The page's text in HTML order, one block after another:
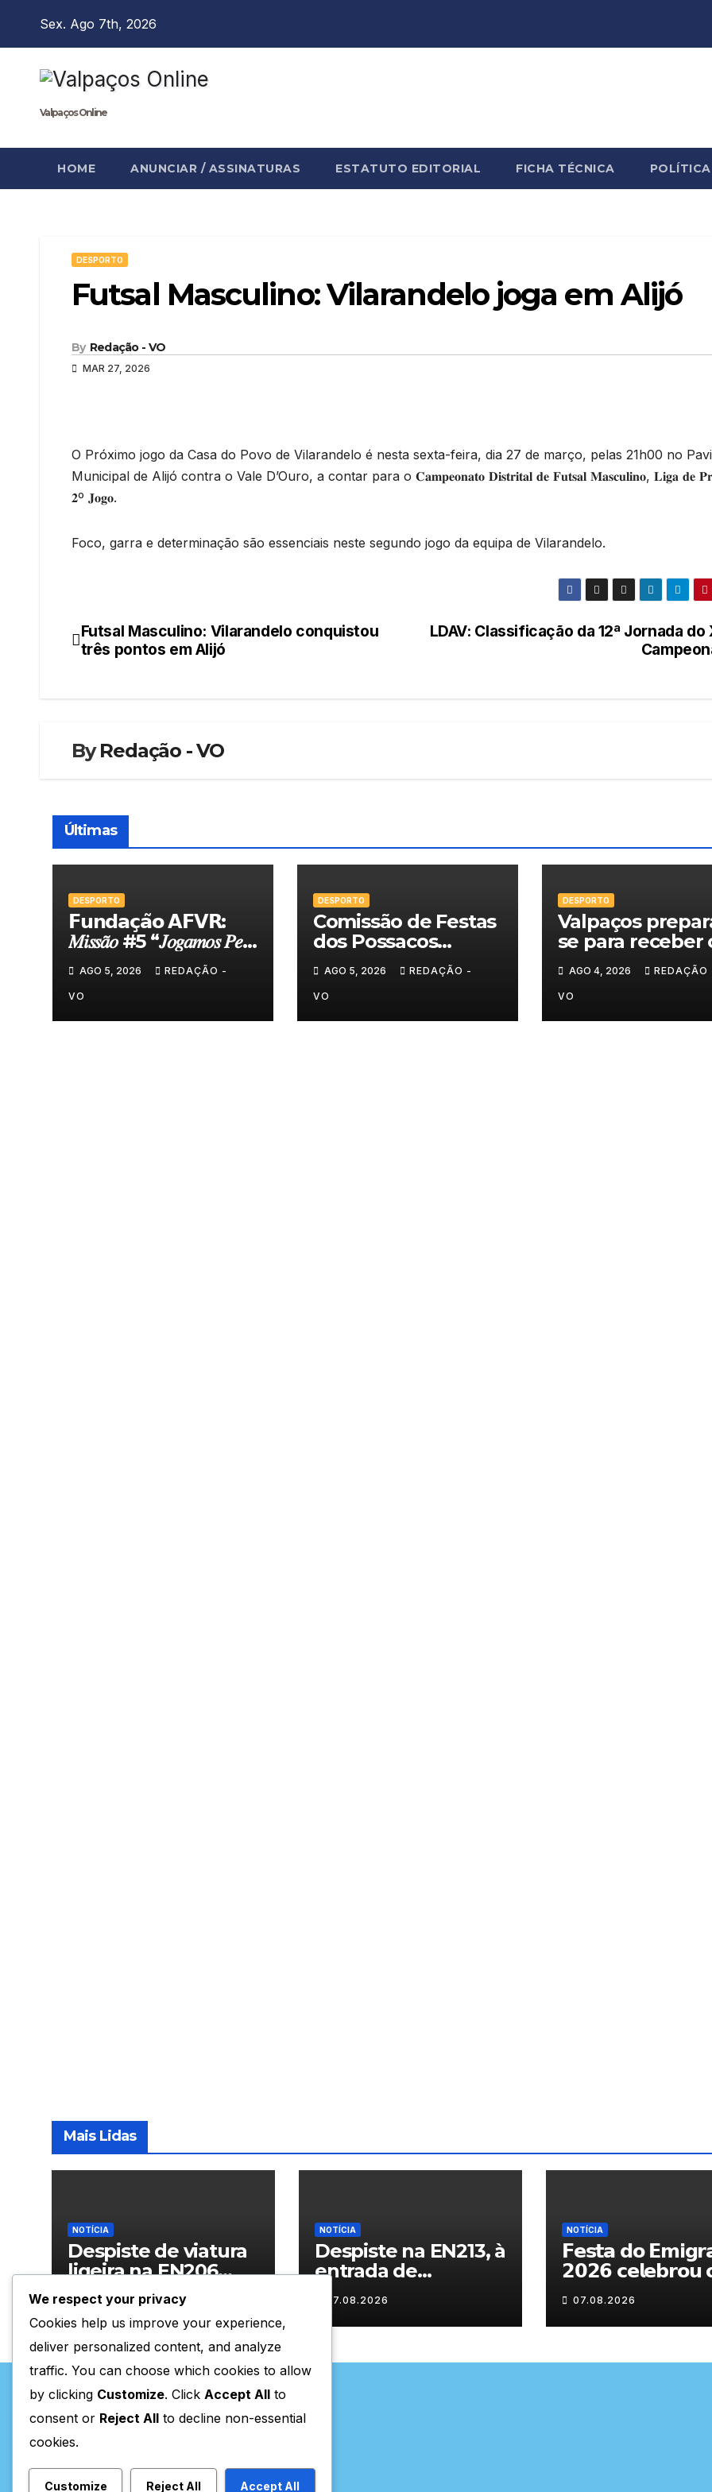
Sex. Ago 7th, 2026
Valpaços Online
HOME ANUNCIAR / ASSINATURAS ESTATUTO EDITORIAL FICHA TÉCNICA
DESPORTO
Futsal Masculino: Vilarandelo joga em Alijó
By Redação - VO
MAR 27, 2026
O Próximo jogo da Casa do Povo de Vilarandelo é nesta sexta-feira, dia 27 de março, pelas 21h00 no
Municipal de Alijó contra o Vale D’Ouro, a contar para o 𝐂𝐚𝐦𝐩𝐞𝐨𝐧𝐚𝐭𝐨 𝐃𝐢𝐬𝐭𝐫𝐢𝐭𝐚𝐥 𝐝𝐞 𝐅𝐮𝐭𝐬𝐚𝐥 𝐌𝐚𝐬𝐜𝐮𝐥𝐢𝐧𝐨, 𝐋𝐢𝐠𝐚 𝐝𝐞
𝟐º 𝐉𝐨𝐠𝐨.
Foco, garra e determinação são essenciais neste segundo jogo da equipa de Vilarandelo.
Navegação
LDAV: Classificação da 12ª Jornada do
Futsal Masculino: Vilarandelo conquistou
três pontos em Alijó
ByRedação - VO
Últimas
DESPORTO
𝗙𝘂𝗻𝗱𝗮𝗰̧𝗮̃𝗼 𝗔𝗙𝗩𝗥:
𝑀𝑖𝑠𝑠𝑎̃𝑜 #5 “𝐽𝑜𝑔𝑎𝑚𝑜𝑠 𝑃𝑒𝑙𝑎
AGO 5, 2026 REDAÇÃO -
VO
DESPORTO
Comissão de Festas
dos Possacos
felicita finalistas do
Torneio de Sueca
AGO 5, 2026 REDAÇÃO -
VO
DESPORTO
Valpaços
se para receber
AGO 4, 2026 REDAÇÃO
VO
Mais Lidas
NOTÍCIA
Despiste de viatura
ligeira na EN206
junto ao
cruzamento Fornos
do Pinhal
07.08.2026
NOTÍCIA
Despiste na EN213, à
entrada de
Vilarandelo
07.08.2026
NOTÍCIA
𝗙𝗲𝘀𝘁𝗮 𝗱𝗼
𝟮𝟬𝟮𝟲 𝗰𝗲𝗹𝗲𝗯𝗿𝗼𝘂
𝗿𝗲𝗲𝗻𝗰𝗼𝗻𝘁𝗿𝗼 𝗲 𝗼𝘀
𝗹𝗮𝗰̧𝗼𝘀 𝗾𝘂𝗲 𝘂𝗻𝗲𝗺
𝗠𝘂𝗿𝗰̧𝗮
07.08.2026
Valpaços Online
We respect your privacy
Cookies help us improve your experience,
deliver personalized content, and analyze
traffic. You can choose which cookies to allow
by clicking Customize. Click Accept All to
consent or Reject All to decline non-essential
cookies.
Customize Reject All Accept All